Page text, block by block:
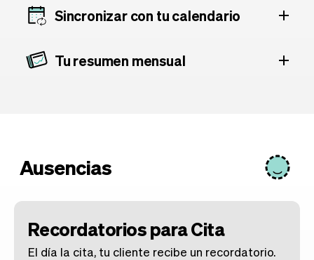
Sincronizar con tu calendario
Tu resumen mensual
Ausencias
Recordatorios para Cita
El día la cita, tu cliente recibe un recordatorio.